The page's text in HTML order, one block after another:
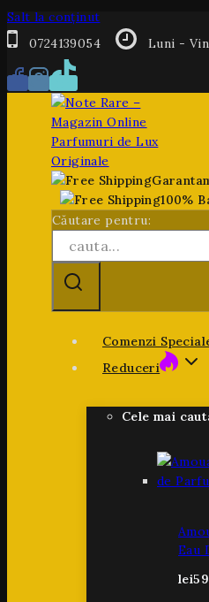
Salt la conținut
0724139054
Luni -
100%
Căutare pentru:
Comenzi
Reduceri
Cele mai
Eau
lei